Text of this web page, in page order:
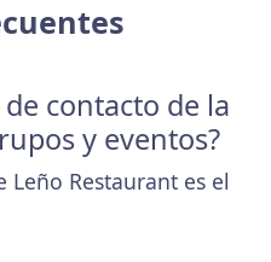
contacto de la
y eventos?
Restaurant es el